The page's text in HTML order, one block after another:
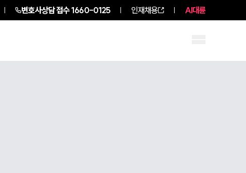
변호사상담 접수1660-0125 인재채용 AI대륜